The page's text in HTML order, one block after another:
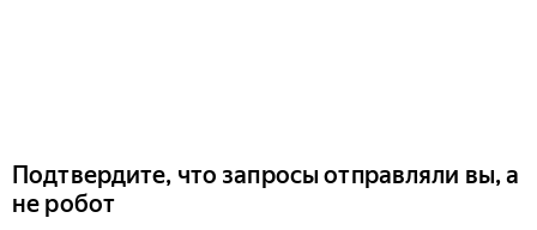
Подтвердите, что запросы отправляли вы, а
не робот